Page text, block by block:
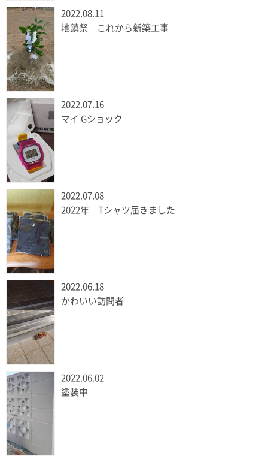
2022.08.11
地鎮祭 これから新築工事
2022.07.16
マイ Gショック
2022.07.08
2022年 Tシャツ届きました
2022.06.18
かわいい訪問者
2022.06.02
塗装中